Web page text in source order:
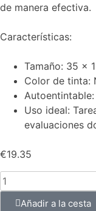
de manera efectiva.
Características:
Tamaño: 35 x
Color de tinta:
Uso ideal:
evaluaciones
€19.35
Añadir a la cesta